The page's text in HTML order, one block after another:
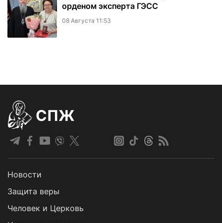
орденом эксперта ГЭСС
08 Августа 11:53
СПЖ
Новости
Защита веры
Человек и Церковь